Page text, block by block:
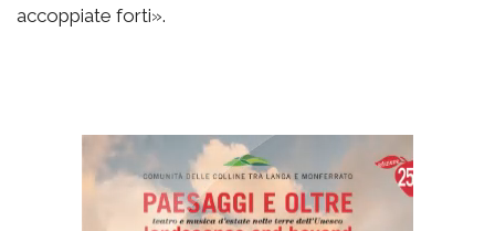
accoppiate forti».